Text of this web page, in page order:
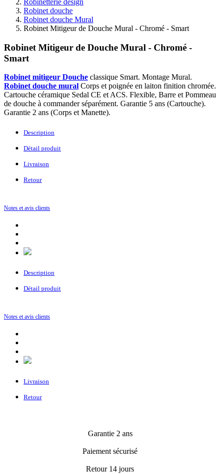
Robinetterie design
Robinet douche
Robinet douche Mural
Robinet Mitigeur de Douche Mural - Chromé - Smart
Robinet Mitigeur de Douche Mural - Chromé -
Smart
Robinet mitigeur Douche classique Smart. Montage Mural.
Robinet douche mural Corps et poignée en laiton finition chromée.
Cartouche céramique Sedal CE et ACS. Flexible, Barre et Pommeau
de douche à commander séparément. Garantie 5 ans (Cartouche).
Garantie 2 ans (Corps et Manette).
Description
Détail produit
Livraison
Retour
Notes et avis clients
Description
Détail produit
Notes et avis clients
Livraison
Retour
Garantie 2 ans
Paiement sécurisé
Retour 14 jours